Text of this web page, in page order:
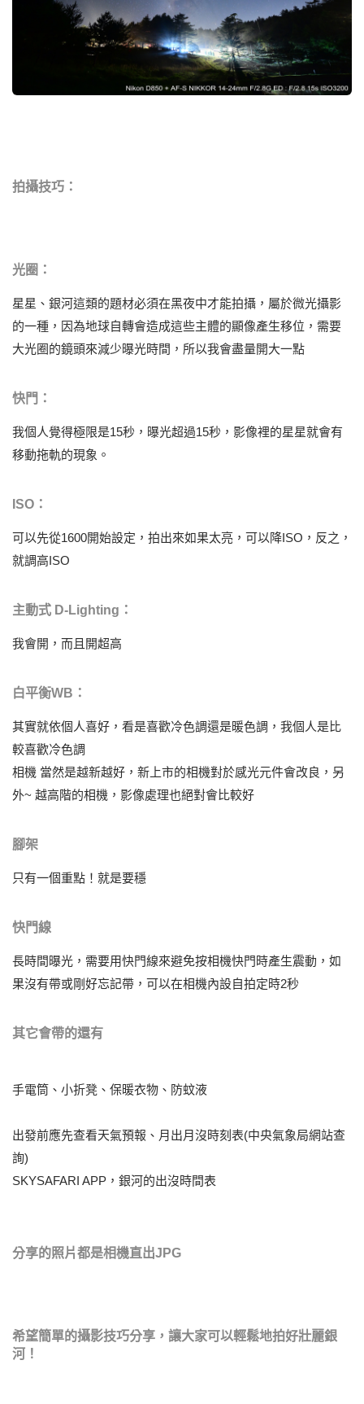
拍攝技巧：
光圈：
星星、銀河這類的題材必須在黑夜中才能拍攝，屬於微光攝影
的一種，因為地球自轉會造成這些主體的顯像產生移位，需要
大光圈的鏡頭來減少曝光時間，所以我會盡量開大一點
快門：
我個人覺得極限是15秒，曝光超過15秒，影像裡的星星就會有
移動拖軌的現象。
ISO：
可以先從1600開始設定，拍出來如果太亮，可以降ISO，反之，
就調高ISO
主動式 D-Lighting：
我會開，而且開超高
白平衡WB：
其實就依個人喜好，看是喜歡冷色調還是暖色調，我個人是比
較喜歡冷色調
相機 當然是越新越好，新上市的相機對於感光元件會改良，另
外~ 越高階的相機，影像處理也絕對會比較好
腳架
只有一個重點！就是要穩
快門線
長時間曝光，需要用快門線來避免按相機快門時產生震動，如
果沒有帶或剛好忘記帶，可以在相機內設自拍定時2秒
其它會帶的還有
手電筒、小折凳、保暖衣物、防蚊液
出發前應先查看天氣預報、月出月沒時刻表(中央氣象局網站查
詢)
SKYSAFARI APP，銀河的出沒時間表
分享的照片都是相機直出JPG
希望簡單的攝影技巧分享，讓大家可以輕鬆地拍好壯麗銀
河！